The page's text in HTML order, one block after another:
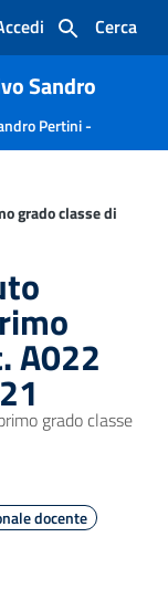
Cerca
Sandro
Pertini -
grado classe di
A022
grado classe
docente